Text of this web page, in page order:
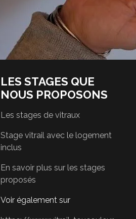
LES STAGES QUE
NOUS PROPOSONS
Les stages de vitraux
Stage vitrail avec le logement
inclus
En savoir plus sur les stages
proposés
Voir également sur